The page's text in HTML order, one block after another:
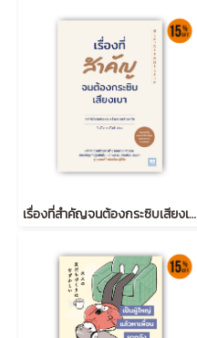
เรื่องที่สำคัญจนต้องกระซิบเสียงเบา (苦しかったときの話をしようか)